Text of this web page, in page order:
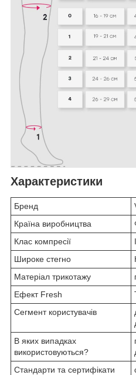
Характеристики
Бренд
Країна виробництва
Клас компресії
Широке стегно
Матеріал трикотажу
Ефект Fresh
Сегмент користувачів
В яких випадках
використовуються?
Стандарти та сертифікати